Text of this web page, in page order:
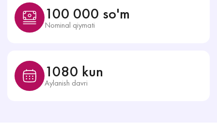
100 000 so'm
Nominal qiymati
1080 kun
Aylanish davri